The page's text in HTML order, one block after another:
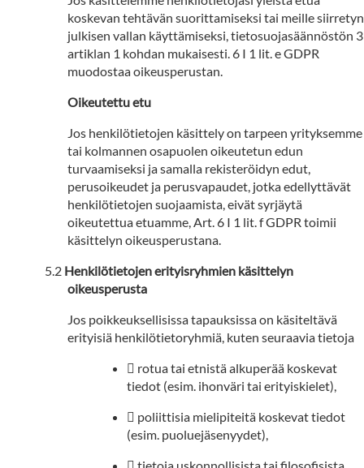
koskevan tehtävän suorittamiseksi tai meille siirretyn
julkisen vallan käyttämiseksi, tietosuojasäännöstön 3
artiklan 1 kohdan mukaisesti. 6 I 1 lit. e GDPR
muodostaa oikeusperustan.
Oikeutettu etu
Jos henkilötietojen käsittely on tarpeen yrityksemme
tai kolmannen osapuolen oikeutetun edun
turvaamiseksi ja samalla rekisteröidyn edut,
perusoikeudet ja perusvapaudet, jotka edellyttävät
henkilötietojen suojaamista, eivät syrjäytä
oikeutettua etuamme, Art. 6 I 1 lit. f GDPR toimii
käsittelyn oikeusperustana.
Henkilötietojen erityisryhmien käsittelyn
oikeusperusta
Jos poikkeuksellisissa tapauksissa on käsiteltävä
erityisiä henkilötietoryhmiä, kuten seuraavia tietoja
 rotua tai etnistä alkuperää koskevat
tiedot (esim. ihonväri tai erityiskielet),
 poliittisia mielipiteitä koskevat tiedot
(esim. puoluejäsenyydet),